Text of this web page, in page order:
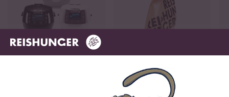
71
Vollkorn Bio Basmati